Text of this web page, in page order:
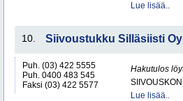
Lue lisää..
10. Siivoustukku Silläsiisti Oy
Puh. (03) 422 5555
Puh. 0400 483 545
Faksi (03) 422 5577
Hakutulos
Lue lisää..